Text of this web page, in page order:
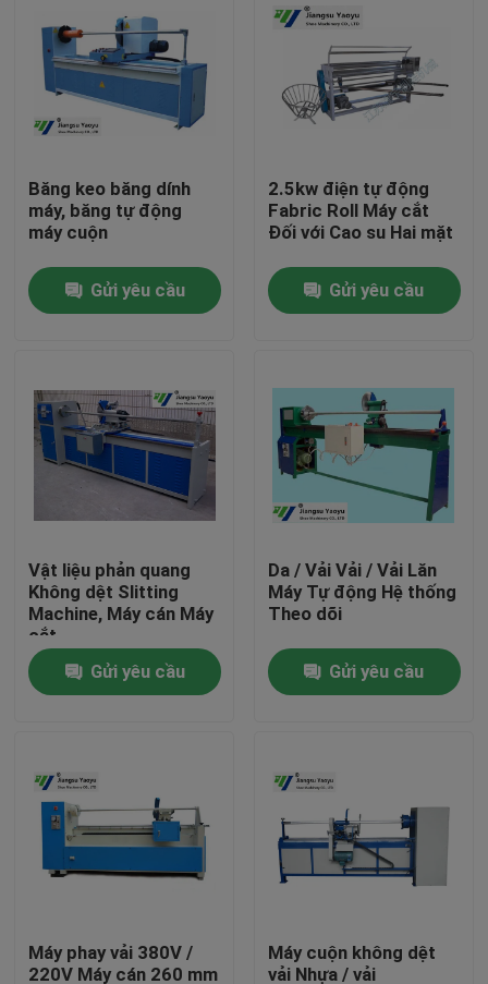
Các sản phẩm
Về chúng tôi
Tham quan nhà máy
Kiểm soát chất lượng
Liên hệ chúng tôi
Máy cắt thủy lực
Máy cắt cánh tay thủy lực
Băng keo băng dính
máy, băng tự động
máy cuộn
Gửi yêu cầu
2.5kw điện tự động
Fabric Roll Máy cắt
Đối với Cao su Hai mặt
Gửi yêu cầu
Vật liệu phản quang
Không dệt Slitting
Machine, Máy cán Máy
cắt
Gửi yêu cầu
Da / Vải Vải / Vải Lăn
Máy Tự động Hệ thống
Theo dõi
Gửi yêu cầu
Máy phay vải 380V /
220V Máy cán 260 mm
Máy cuộn không dệt
vải Nhựa / vải